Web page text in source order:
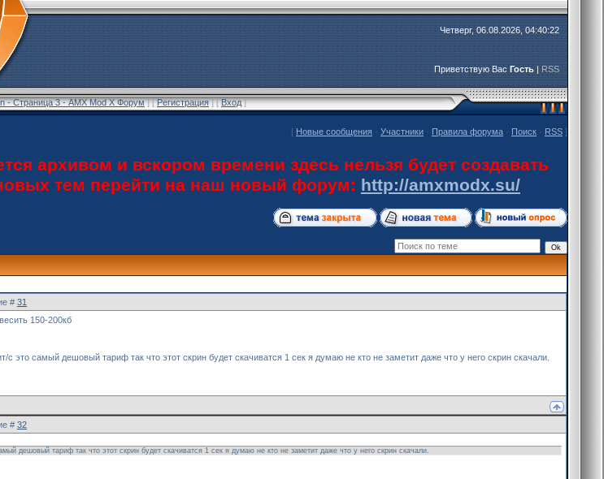
Четверг, 06.08.2026, 04:40:22
Приветствую Вас Гость|RSS
- Страница 3 - AMX Mod X Форум] [Регистрация] [Вход]
[ Новые сообщения · Участники · Правила форума · Поиск · RSS ]
архивом и вскором времени здесь нельзя будет создавать
тем перейти на наш новый форум: http://amxmodx.su/
# 31
150-200кб
это самый дешовый тариф так что этот скрин будет скачиватся 1 сек я думаю не кто не заметит даже что у него скрин скачали.
# 32
дешовый тариф так что этот скрин будет скачиватся 1 сек я думаю не кто не заметит даже что у него скрин скачали.